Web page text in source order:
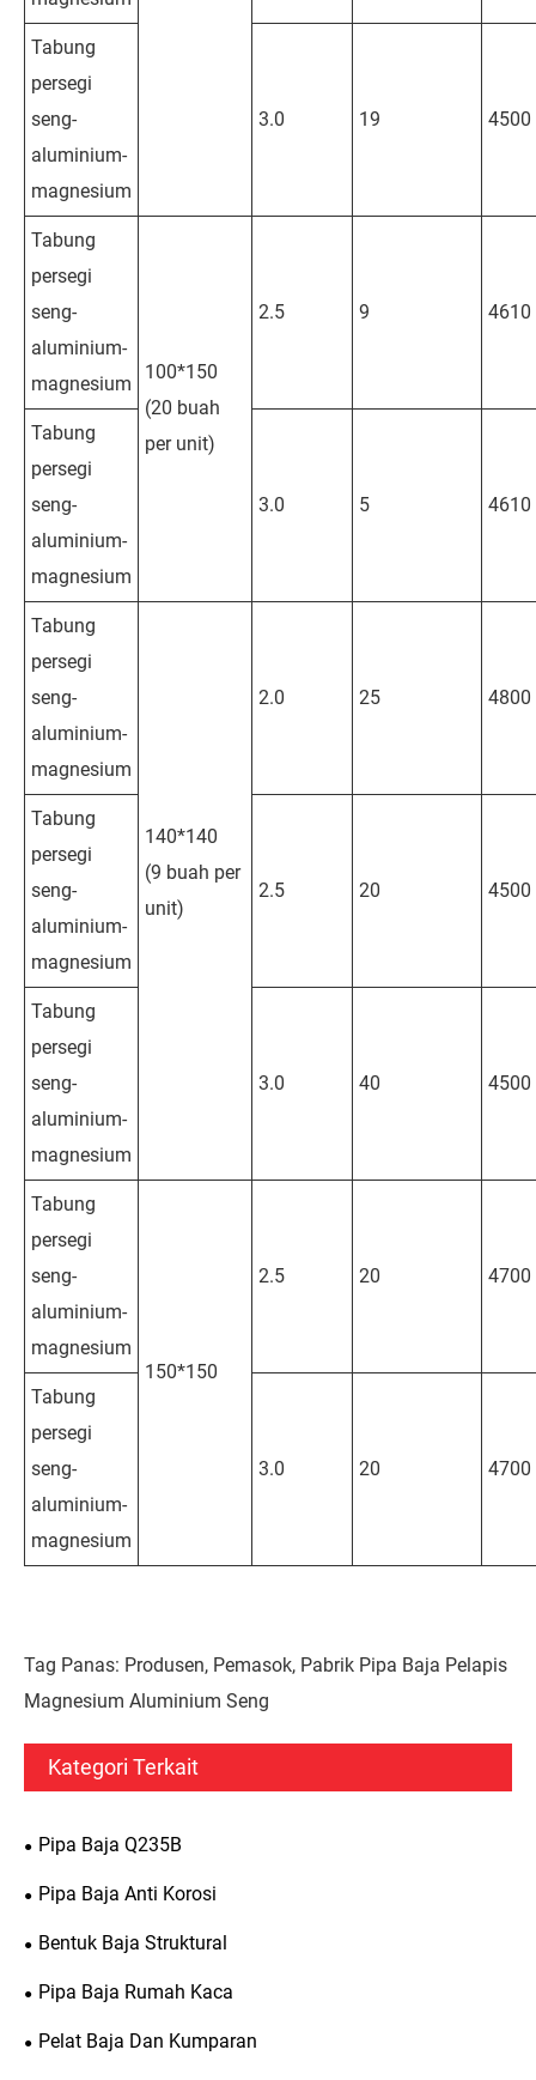
Tabung
persegi
seng-
aluminium-
magnesium
3.0 19 4500
Tabung
persegi
seng-
aluminium-
magnesium
100*150
(20 buah
per unit)
2.5 9 4610
Tabung
persegi
seng-
aluminium-
magnesium
3.0 5 4610
Tabung
persegi
seng-
aluminium-
magnesium
140*140
(9 buah per
unit)
2.0 25 4800
Tabung
persegi
seng-
aluminium-
magnesium
2.5 20 4500
Tabung
persegi
seng-
aluminium-
magnesium
3.0 40 4500
Tabung
persegi
seng-
aluminium-
magnesium
150*150
2.5 20 4700
Tabung
persegi
seng-
aluminium-
magnesium
3.0 20 4700
Tag Panas: Produsen, Pemasok, Pabrik Pipa Baja Pelapis
Magnesium Aluminium Seng
Kategori Terkait
Pipa Baja Q235B
Pipa Baja Anti Korosi
Bentuk Baja Struktural
Pipa Baja Rumah Kaca
Pelat Baja Dan Kumparan